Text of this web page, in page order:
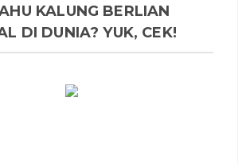
KALUNG BERLIAN
DI DUNIA? YUK, CEK!